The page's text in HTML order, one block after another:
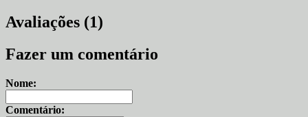
Avaliações (1)
Fazer um comentário
Nome:
Comentário: